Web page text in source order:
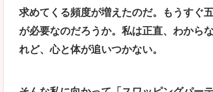
求めてくる頻度が増えたのだ。もうすぐ
が必要なのだろうか。私は正直、わから
れど、心と体が追いつかない。